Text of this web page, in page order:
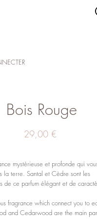
Bois Rouge
29,00 €Prix
mystérieuse et profonde qui
la terre. Santal et Cèdre sont les
de ce parfum élégant et de
fragrance which connect you to
and Cedarwood are the main